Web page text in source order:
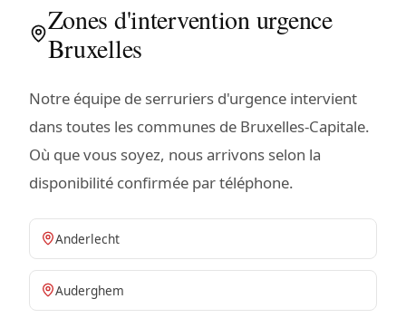
Zones d'intervention urgence
Bruxelles
Notre équipe de serruriers d'urgence intervient
dans toutes les communes de Bruxelles-Capitale.
Où que vous soyez, nous arrivons selon la
disponibilité confirmée par téléphone.
Anderlecht
Auderghem